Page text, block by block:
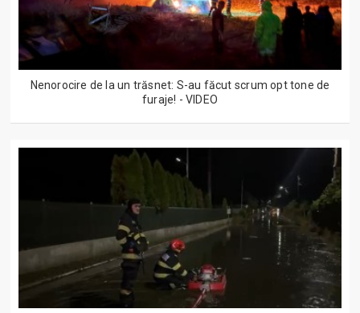
Nenorocire de la un trăsnet: S-au făcut scrum opt tone de
furaje! - VIDEO